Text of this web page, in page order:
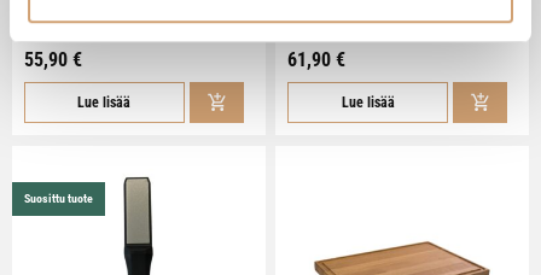
Heti saatavilla verkkokaupasta
55,90 €
Lue lisää
Heti saatavilla verkkokaupasta
61,90 €
Lue lisää
Suosittu tuote